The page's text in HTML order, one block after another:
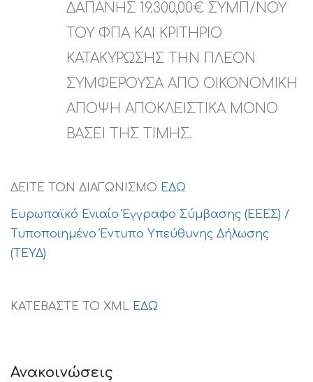
ΔΑΠΑΝΗΣ 19.300,00€ ΣΥΜΠ/ΝΟΥ
ΤΟΥ ΦΠΑ ΚΑΙ ΚΡΙΤΗΡΙΟ
ΚΑΤΑΚΥΡΩΣΗΣ ΤΗΝ ΠΛΕΟΝ
ΣΥΜΦΕΡΟΥΣΑ ΑΠΟ ΟΙΚΟΝΟΜΙΚΗ
ΑΠΟΨΗ ΑΠΟΚΛΕΙΣΤΙΚΑ ΜΟΝΟ
ΒΑΣΕΙ ΤΗΣ ΤΙΜΗΣ.
ΔΕΙΤΕ ΤΟΝ ΔΙΑΓΩΝΙΣΜΟ ΕΔΩ
Ευρωπαϊκό Ενιαίο Έγγραφο Σύμβασης (ΕΕΕΣ) /
Τυποποιημένο Έντυπο Υπεύθυνης Δήλωσης
(ΤΕΥΔ)
ΚΑΤΕΒΑΣΤΕ ΤΟ XML ΕΔΩ
Ανακοινώσεις